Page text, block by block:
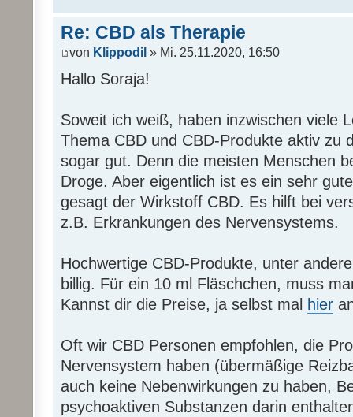
Re: CBD als Therapie
von Klippodil » Mi. 25.11.2020, 16:50
Hallo Soraja!
Soweit ich weiß, haben inzwischen viele
Thema CBD und CBD-Produkte aktiv zu
sogar gut. Denn die meisten Menschen
Droge. Aber eigentlich ist es ein sehr
gesagt der Wirkstoff CBD. Es hilft bei
z.B. Erkrankungen des Nervensystems.
Hochwertige CBD-Produkte, unter
billig. Für ein 10 ml Fläschchen, muss
Kannst dir die Preise, ja selbst mal hier
Oft wir CBD Personen empfohlen, die
Nervensystem haben (übermäßige
auch keine Nebenwirkungen zu haben,
psychoaktiven Substanzen darin